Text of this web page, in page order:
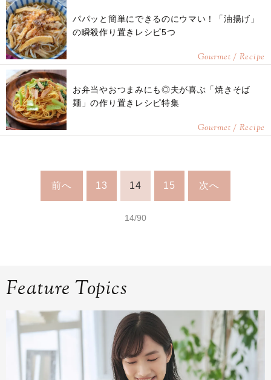
パパッと簡単にできるのにウマい！「油揚げ」
の瞬殺作り置きレシピ5つ
Gourmet / Recipe
お弁当やおつまみにも◎夫が喜ぶ「焼きそば
麺」の作り置きレシピ特集
Gourmet / Recipe
前へ 13 14 15 次へ
14/90
Feature Topics